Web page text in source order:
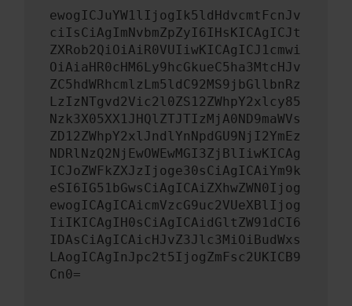
ewogICJuYW1lIjogIk5ldHdvcmtFcnJv
ciIsCiAgImNvbmZpZyI6IHsKICAgICJt
ZXRob2QiOiAiR0VUIiwKICAgICJ1cmwi
OiAiaHR0cHM6Ly9hcGkueC5ha3MtcHJv
ZC5hdWRhcmlzLm5ldC92MS9jbGllbnRz
LzIzNTgvd2Vic2l0ZS12ZWhpY2xlcy85
Nzk3X05XX1JHQlZTJTIzMjA0ND9maWVs
ZD12ZWhpY2xlJndlYnNpdGU9NjI2YmEz
NDRlNzQ2NjEwOWEwMGI3ZjBlIiwKICAg
ICJoZWFkZXJzIjoge30sCiAgICAiYm9k
eSI6IG51bGwsCiAgICAiZXhwZWN0Ijog
ewogICAgICAicmVzcG9uc2VUeXBlIjog
IiIKICAgIH0sCiAgICAidGltZW91dCI6
IDAsCiAgICAicHJvZ3Jlc3MiOiBudWxs
LAogICAgInJpc2t5IjogZmFsc2UKICB9
Cn0=